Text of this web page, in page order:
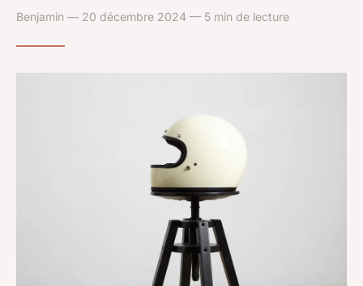
Benjamin — 20 décembre 2024 — 5 min de lecture